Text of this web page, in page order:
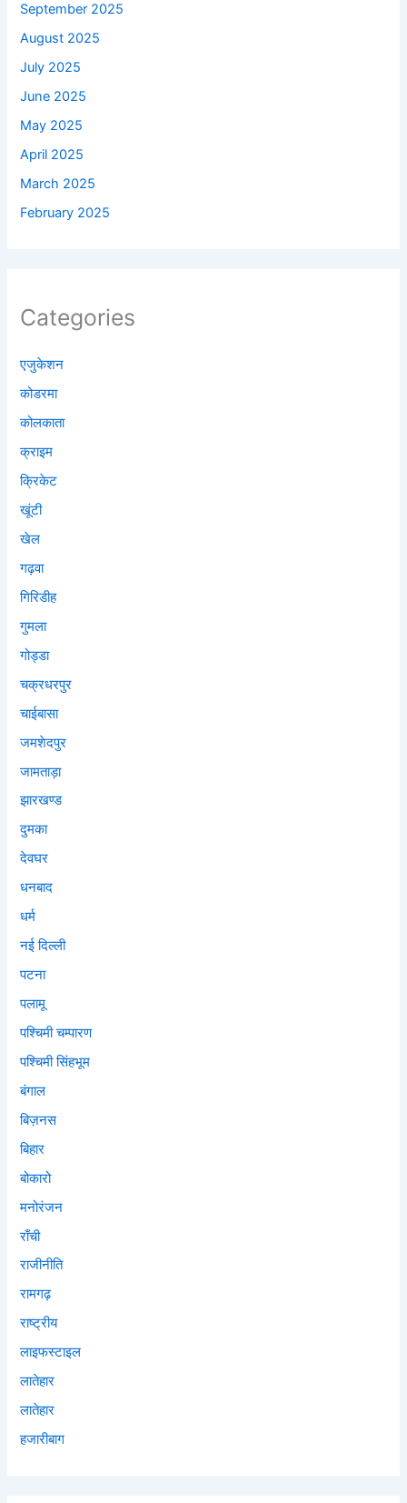
September 2025
August 2025
July 2025
June 2025
May 2025
April 2025
March 2025
February 2025
Categories
एजुकेशन
कोडरमा
कोलकाता
क्राइम
क्रिकेट
खूंटी
खेल
गढ़वा
गिरिडीह
गुमला
गोड्डा
चक्रधरपुर
चाईबासा
जमशेदपुर
जामताड़ा
झारखण्ड
दुमका
देवघर
धनबाद
धर्म
नई दिल्ली
पटना
पलामू
पश्चिमी चम्पारण
पश्चिमी सिंहभूम
बंगाल
बिज़नस
बिहार
बोकारो
मनोरंजन
राँची
राजीनीति
रामगढ़
राष्ट्रीय
लाइफस्टाइल
लातेहार
लातेहार
हजारीबाग